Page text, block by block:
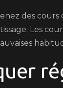
des
Les